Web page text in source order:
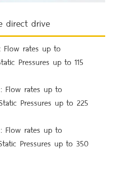
direct drive
Flow rates up to
Pressures up to 115
Flow rates up to
Pressures up to 225
Flow rates up to
Pressures up to 350